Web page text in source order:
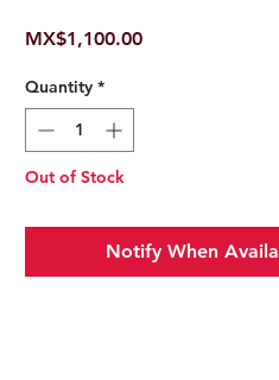
MX$1,100.00Price
Quantity *
Out of Stock
Notify When